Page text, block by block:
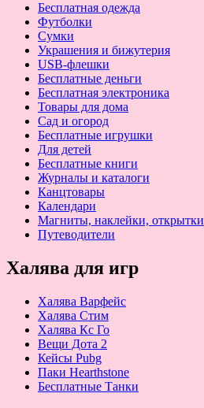
Бесплатная одежда
Футболки
Сумки
Украшения и бижутерия
USB-флешки
Бесплатные деньги
Бесплатная электроника
Товары для дома
Сад и огород
Бесплатные игрушки
Для детей
Бесплатные книги
Журналы и каталоги
Канцтовары
Календари
Магниты, наклейки, открытки
Путеводители
Халява для игр
Халява Варфейс
Халява Стим
Халява Кс Го
Вещи Дота 2
Кейсы Pubg
Паки Hearthstone
Бесплатные Танки